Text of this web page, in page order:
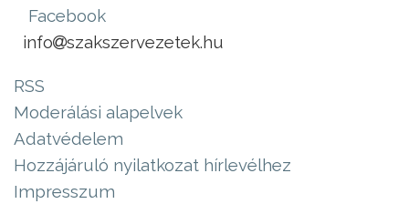
Facebook
info
szakszervezetek.hu
RSS
Moderálási alapelvek
Adatvédelem
Hozzájáruló nyilatkozat hírlevélhez
Impresszum